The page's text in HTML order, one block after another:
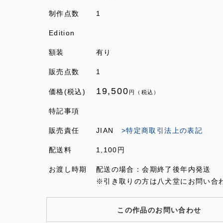
制作点数 1
Edition
額装 有り
販売点数 1
価格(税込) 19,500 円（税込）
特記事項
販売責任 JIAN >特定商取引法上の表記
配送料 1,100円
お渡し時期
配送の場合：会期終了後年内発送
※引き取りの方は八犬堂にお問い合
この作品のお問い合わせ